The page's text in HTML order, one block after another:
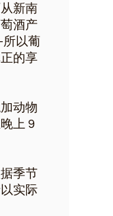
新南
酒产
以葡
的享
动物
上 9
季节
实际